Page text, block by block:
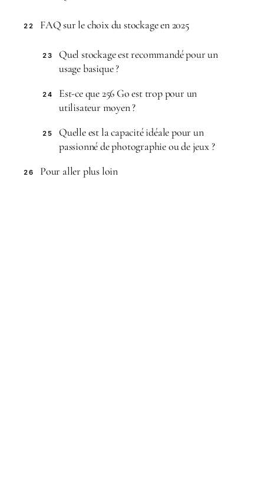
22 FAQ sur le choix du stockage en 2025
23
Quel stockage est recommandé pour un
usage basique ?
24
Est-ce que 256 Go est trop pour un
utilisateur moyen ?
25
Quelle est la capacité idéale pour un
passionné de photographie ou de jeux ?
26 Pour aller plus loin